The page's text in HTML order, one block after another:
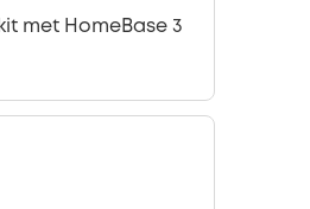
met HomeBase 3